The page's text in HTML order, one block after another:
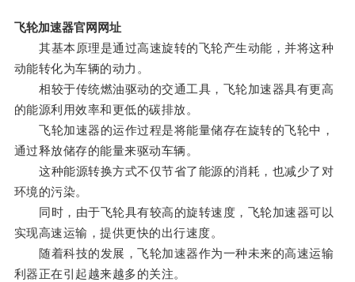
飞轮加速器官网网址
其基本原理是通过高速旋转的飞轮产生动能，并将这种
动能转化为车辆的动力。
相较于传统燃油驱动的交通工具，飞轮加速器具有更高
的能源利用效率和更低的碳排放。
飞轮加速器的运作过程是将能量储存在旋转的飞轮中，
通过释放储存的能量来驱动车辆。
这种能源转换方式不仅节省了能源的消耗，也减少了对
环境的污染。
同时，由于飞轮具有较高的旋转速度，飞轮加速器可以
实现高速运输，提供更快的出行速度。
随着科技的发展，飞轮加速器作为一种未来的高速运输
利器正在引起越来越多的关注。